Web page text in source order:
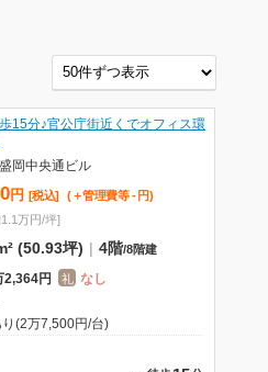
15分♪官公庁街近くでオフィス環
岡中央通ビル
円 [税込] (＋管理費等 - 円)
万円/坪]
(50.93坪) | 4階/8階建
2,364円 礼 なし
り(2万7,500円/台)